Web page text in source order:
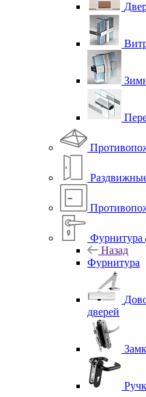
Фурнитура
Назад
Фурнитура
дверей